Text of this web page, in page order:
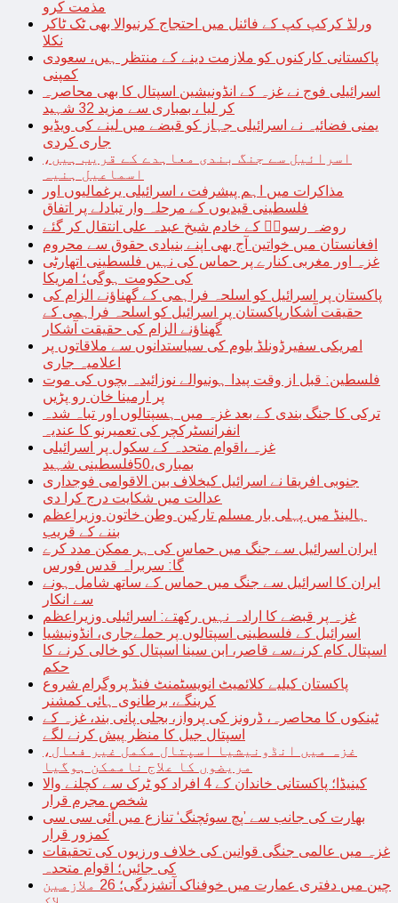
مذمت کرو
ورلڈ کرکپ کپ کے فائنل میں احتجاج کرنیوالا بھی ٹک ٹاکر
نکلا
پاکستانی کارکنوں کو ملازمت دینے کے منتظر ہیں، سعودی
کمپنی
اسرائیلی فوج نے غزہ کے انڈونیشین اسپتال کا بھی محاصرہ
کر لیا ، بمباری سے مزید 32 شہید
یمنی فضائیہ نے اسرائیلی جہاز کو قبضے میں لینے کی ویڈیو
جاری کردی
اسرائیل سے جنگ بندی معاہدے کے قریب ہیں،
اسماعیل ہنیہ
مذاکرات میں اہم پیشرفت ، اسرائیلی یرغمالیوں اور
فلسطینی قیدیوں کے مرحلہ وار تبادلے پر اتفاق
روضہ رسولؐ کے خادم شیخ عبدہ علی انتقال کر گئے
افغانستان میں خواتین آج بھی اپنے بنیادی حقوق سے محروم
غزہ اور مغربی کنارے پر حماس کی نہیں فلسطینی اتھارٹی
کی حکومت ہوگی؛ امریکا
پاکستان پر اسرائیل کو اسلحہ فراہمی کے گھناؤنے الزام کی
حقیقت آشکارپاکستان پر اسرائیل کو اسلحہ فراہمی کے
گھناؤنے الزام کی حقیقت آشکار
امریکی سفیرڈونلڈ بلوم کی سیاستدانوں سے ملاقاتوں پر
اعلامیہ جاری
فلسطین: قبل از وقت پیدا ہونیوالے نوزائیدہ بچوں کی موت
پر ارمینا خان رو پڑیں
ترکی کا جنگ بندی کے بعد غزہ میں ہسپتالوں اور تباہ شدہ
انفرانسٹرکچر کی تعمیرنو کا عندیہ
غزہ ،اقوام متحدہ کے سکول پر اسرائیلی
بمباری،50فلسطینی شہید
جنوبی افریقا نے اسرائیل کیخلاف بین الاقوامی فوجداری
عدالت میں شکایت درج کرا دی
ہالینڈ میں پہلی بار مسلم تارکین وطن خاتون وزیراعظم
بننے کے قریب
ایران اسرائیل سے جنگ میں حماس کی ہر ممکن مدد کرے
گا: سربراہ قدس فورس
ایران کا اسرائیل سے جنگ میں حماس کے ساتھ شامل ہونے
سے انکار
غزہ پر قبضے کا ارادہ نہیں رکھتے: اسرائیلی وزیراعظم
اسرائیل کے فلسطینی اسپتالوں پر حملےجاری، انڈونیشیا
اسپتال کام کرنےسے قاصر، ابن سینا اسپتال کو خالی کرنے کا
حکم
پاکستان کیلیے کلائمیٹ انویسٹمنٹ فنڈ پروگرام شروع
کرینگے، برطانوی ہائی کمشنر
ٹینکوں کا محاصرہ، ڈرونز کی پرواز، بجلی پانی بند، غزہ کے
اسپتال جیل کا منظر پیش کرنے لگے
غزہ میں انڈونیشیا اسپتال مکمل غیر فعال،
مریضوں کا علاج ناممکن ہوگیا
کینیڈا؛ پاکستانی خاندان کے 4 افراد کو ٹرک سے کچلنے والا
شخص مجرم قرار
بھارت کی جانب سے ’پچ سوئچنگ‘ تنازع میں آئی سی سی
کمزور قرار
غزہ میں عالمی جنگی قوانین کی خلاف ورزیوں کی تحقیقات
کی جائیں؛ اقوام متحدہ
چین میں دفتری عمارت میں خوفناک آتشزدگی؛ 26 ملازمین